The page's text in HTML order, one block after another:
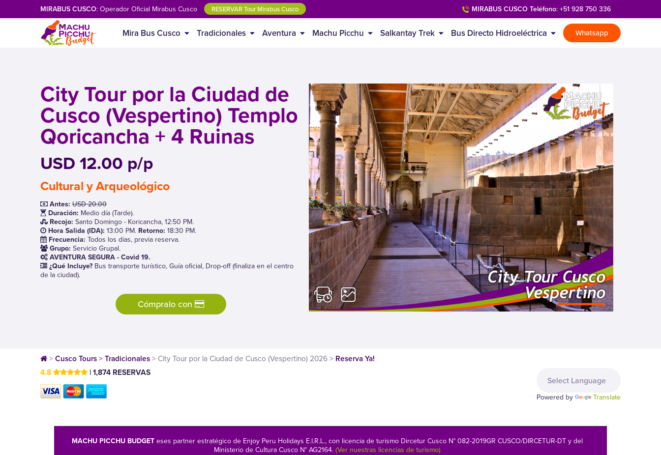
MIRABUS CUSCO: Operador Oficial Mirabus Cusco RESERVAR Tour Mirabus Cusco MIRABUS CUSCO Teléfono: +51 928 750 336
Mira Bus Cusco Tradicionales Aventura Machu Picchu Salkantay Trek Bus Directo Hidroeléctrica Whatsapp
City Tour por la Ciudad de
Cusco (Vespertino) Templo
Qoricancha + 4 Ruinas
USD 12.00 p/p
Cultural y Arqueológico
Antes: USD 20.00
Duración: Medio día (Tarde).
Recojo: Santo Domingo - Koricancha, 12:50 PM.
Hora Salida (IDA): 13:00 PM. Retorno: 18:30 PM.
Frecuencia: Todos los días, previa reserva.
Grupo: Servicio Grupal.
AVENTURA SEGURA - Covid 19.
¿Qué Incluye? Bus transporte turístico, Guía oficial, Drop-off (finaliza en el centro
de la ciudad).
Cómpralo con
> Cusco Tours>Tradicionales> City Tour por la Ciudad de Cusco (Vespertino) 2026> Reserva Ya!
4.8 | 1,874 RESERVAS
Powered by Translate
MACHU PICCHU BUDGETeses partner estratégico de Enjoy Peru Holidays E.I.R.L., con licencia de turismo Dircetur Cusco N° 082-2019GR CUSCO/DIRCETUR-DT y del
Ministerio de Cultura Cusco N° AG2164. (Ver nuestras licencias de turismo)